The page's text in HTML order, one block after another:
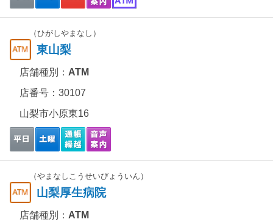
（ひがしやまなし）
東山梨
店舗種別： ATM
店番号：30107
山梨市小原東16
（やまなしこうせいびょういん）
山梨厚生病院
店舗種別： ATM